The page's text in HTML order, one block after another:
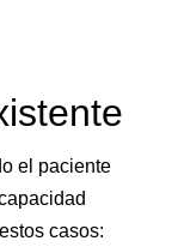
el paciente
casos: